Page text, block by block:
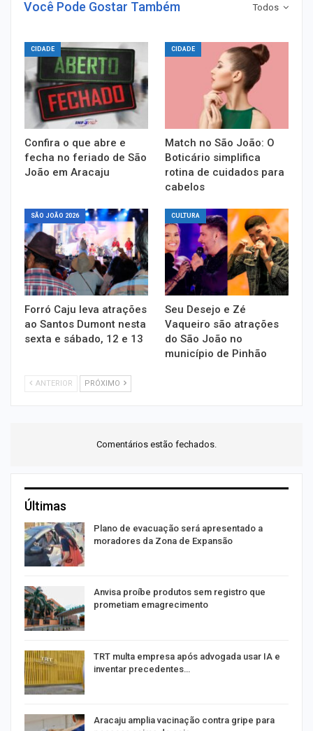
Todos
Você Pode Gostar Também
CIDADE
Confira o que abre e
fecha no feriado de São
João em Aracaju
CIDADE
Match no São João: O
Boticário simplifica
rotina de cuidados para
cabelos
SÃO JOÃO 2026
Forró Caju leva atrações
ao Santos Dumont nesta
sexta e sábado, 12 e 13
CULTURA
Seu Desejo e Zé
Vaqueiro são atrações
do São João no
município de Pinhão
ANTERIOR PRÓXIMO
Comentários estão fechados.
Últimas
Plano de evacuação será apresentado a
moradores da Zona de Expansão
Anvisa proíbe produtos sem registro que
prometiam emagrecimento
TRT multa empresa após advogada usar IA e
inventar precedentes…
Aracaju amplia vacinação contra gripe para